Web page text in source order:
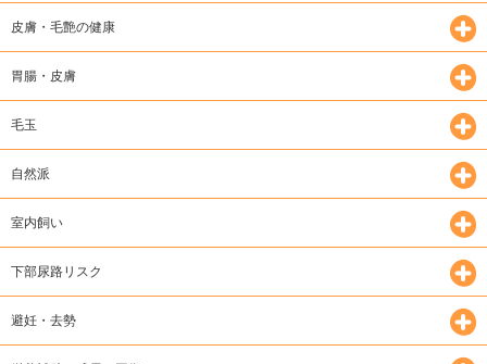
皮膚・毛艶の健康
胃腸・皮膚
毛玉
自然派
室内飼い
下部尿路リスク
避妊・去勢